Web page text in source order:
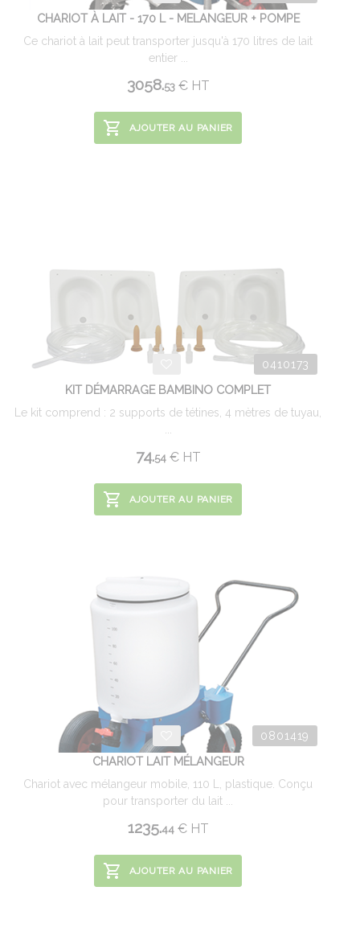
CHARIOT À LAIT - 170 L - MELANGEUR + POMPE
Ce chariot à lait peut transporter jusqu'à 170 litres de lait
entier ...
3058.53 €HT
AJOUTER AU PANIER
0410173
KIT DÉMARRAGE BAMBINO COMPLET
Le kit comprend : 2 supports de tétines, 4 mètres de tuyau,
74.54 €HT
AJOUTER AU PANIER
0801419
CHARIOT LAIT MÉLANGEUR
Chariot avec mélangeur mobile, 110 L, plastique. Conçu
pour transporter du lait ...
1235.44 €HT
AJOUTER AU PANIER